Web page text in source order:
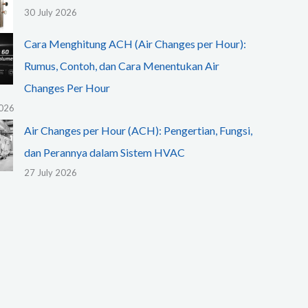
30 July 2026
Cara Menghitung ACH (Air Changes per Hour):
Rumus, Contoh, dan Cara Menentukan Air
Changes Per Hour
Air Changes per Hour (ACH): Pengertian, Fungsi,
dan Perannya dalam Sistem HVAC
27 July 2026